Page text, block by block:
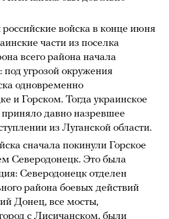
российские войска в конце июня
части из поселка
всего района начала
под угрозой окружения
одновременно
и Горском. Тогда украинское
давно назревшее
из Луганской области.
сначала покинули Горское
Северодонецк. Это была
Северодонецк отделен
района боевых действий
Донец, все мосты,
с Лисичанском, были